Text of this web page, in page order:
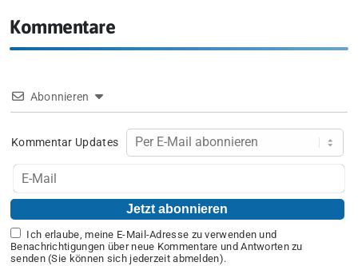
Kommentare
Abonnieren
Kommentar Updates
Ich erlaube, meine E-Mail-Adresse zu verwenden und
Benachrichtigungen über neue Kommentare und Antworten zu
senden (Sie können sich jederzeit abmelden).